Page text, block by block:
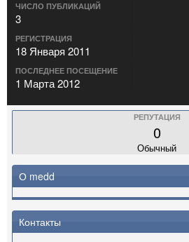
ЧИСЛО ПУБЛИКАЦИЙ
3
РЕГИСТРАЦИЯ
18 Января 2011
ПОСЛЕДНЕЕ ПОСЕЩЕНИЕ
1 Марта 2012
РЕПУТАЦИЯ
0
Обычный
О medd
Контакты